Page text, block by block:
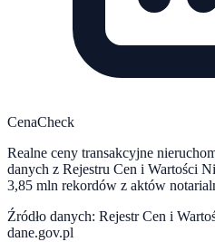
CenaCheck
Realne ceny transakcyjne
danych z Rejestru Cen i Wartości
3,85 mln rekordów z aktów
Źródło danych: Rejestr Cen i
dane.gov.pl